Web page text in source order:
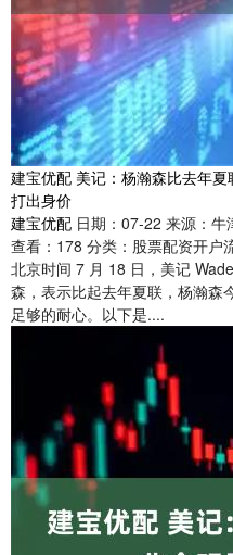
建宝优配 美记：杨瀚森比去年
打出身价
建宝优配 日期：07-22 来源：牛
查看： 178 分类： 股票配资开户
北京时间 7 月 18 日，美记
森，表示比起去年夏联，杨瀚森
足够的耐心。以下是....